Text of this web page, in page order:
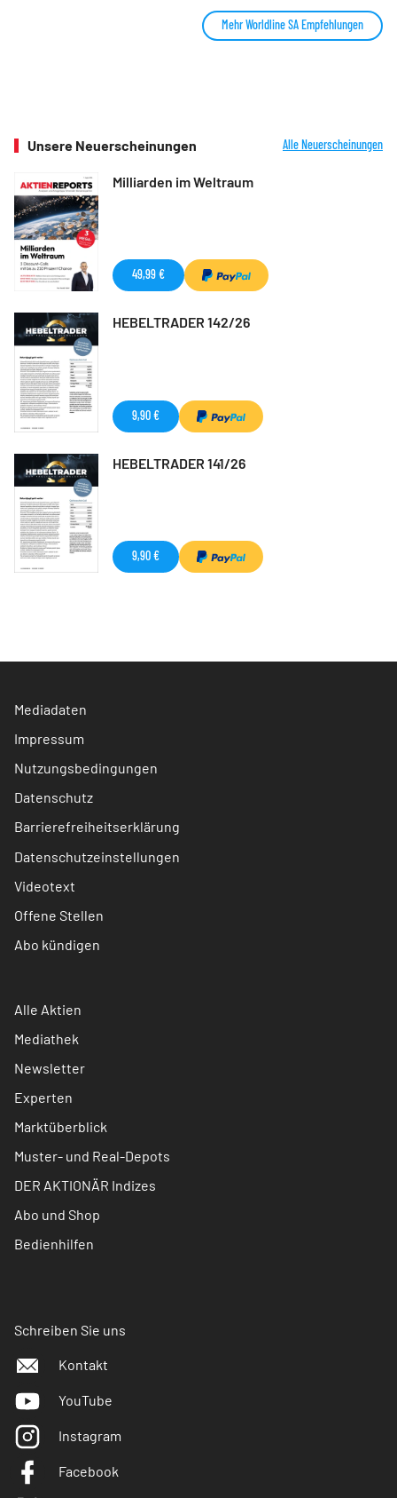
Mehr Worldline SA Empfehlungen
Unsere Neuerscheinungen Alle Neuerscheinungen
Milliarden im Weltraum
49,99 €
HEBELTRADER 142/26
9,90 €
HEBELTRADER 141/26
9,90 €
Mediadaten
Impressum
Nutzungsbedingungen
Datenschutz
Barrierefreiheitserklärung
Datenschutzeinstellungen
Videotext
Offene Stellen
Abo kündigen
Alle Aktien
Mediathek
Newsletter
Experten
Marktüberblick
Muster- und Real-Depots
DER AKTIONÄR Indizes
Abo und Shop
Bedienhilfen
Schreiben Sie uns
Kontakt
YouTube
Instagram
Facebook